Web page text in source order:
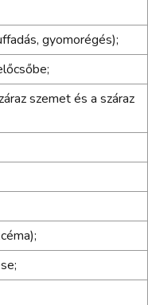
gyomorégés);
szemet és a száraz